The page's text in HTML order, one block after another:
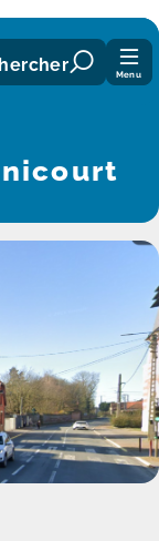
Menu